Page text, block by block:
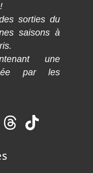
sorties du
saisons à
une
par les